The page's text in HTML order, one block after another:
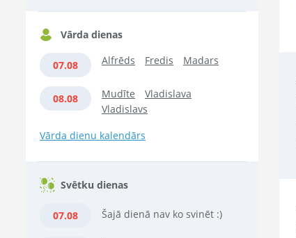
Vārda dienas
07.08 Alfrēds Fredis Madars
08.08 Mudīte
Vladislava
Vladislavs
Vārda dienu kalendārs
Svētku dienas
07.08 Šajā dienā nav ko svinēt :)